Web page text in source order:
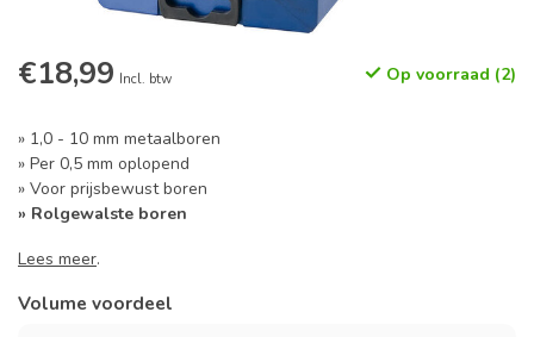
€18,99 Incl. btw Op voorraad (2)
» 1,0 - 10 mm metaalboren
» Per 0,5 mm oplopend
» Voor prijsbewust boren
» Rolgewalste boren
Lees meer.
Volume voordeel